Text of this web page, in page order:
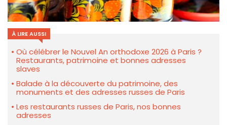
À LIRE AUSSI
Où célébrer le Nouvel An orthodoxe 2026 à Paris ?
Restaurants, patrimoine et bonnes adresses
slaves
Balade à la découverte du patrimoine, des
monuments et des adresses russes de Paris
Les restaurants russes de Paris, nos bonnes
adresses